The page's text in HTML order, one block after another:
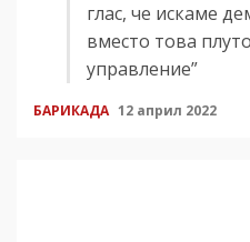
глас, че искаме
вместо това
управление”
БАРИКАДА 12 април 2022